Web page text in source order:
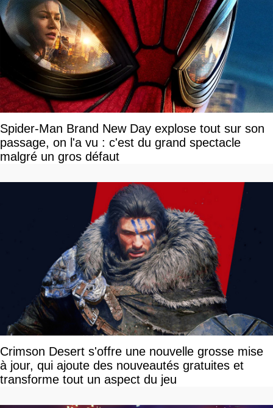
Spider-Man Brand New Day explose tout sur son
passage, on l'a vu : c'est du grand spectacle
malgré un gros défaut
Crimson Desert s'offre une nouvelle grosse mise
à jour, qui ajoute des nouveautés gratuites et
transforme tout un aspect du jeu